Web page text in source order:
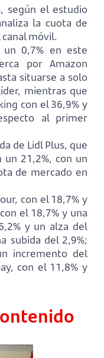
según el estudio
la cuota de
móvil.
un 0,7% en este
por Amazon
situarse a solo
mientras que
con el 36,9% y
al primer
de Lidl Plus, que
un 21,2%, con un
de mercado en
con el 18,7% y
el 18,7% y una
y un alza del
subida del 2,9%;
incremento del
con el 11,8% y